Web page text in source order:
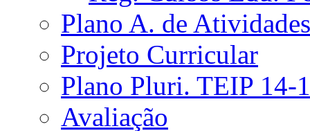
Plano A. de Atividades
Projeto Curricular
Plano Pluri. TEIP 14-
Avaliação